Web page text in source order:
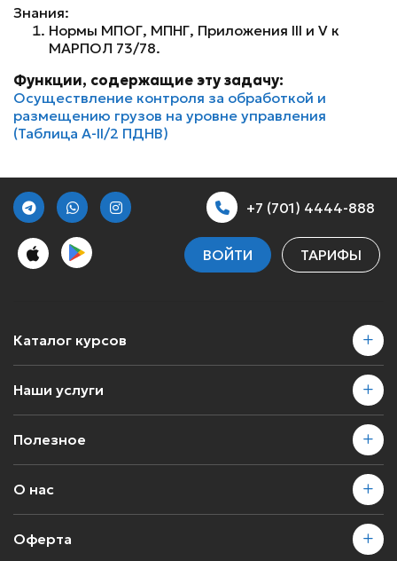
Знания:
Нормы МПОГ, МПНГ, Приложения III и V к
МАРПОЛ 73/78.
Функции, содержащие эту задачу:
Осуществление контроля за обработкой и
размещению грузов на уровне управления
(Таблица A-II/2 ПДНВ)
+7 (701) 4444-888
ВОЙТИ ТАРИФЫ
Каталог курсов
Наши услуги
Полезное
О нас
Оферта